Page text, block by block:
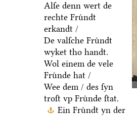
Alſe denn wert de
rechte Fruͤndt
erkandt /
De valſche Fruͤndt
wyket tho handt.
Wol einem de vele
Fruͤnde hat /
Wee dem / des ſyn
troſt vp Fruͤnde ſtat.
Ein Fruͤndt yn der